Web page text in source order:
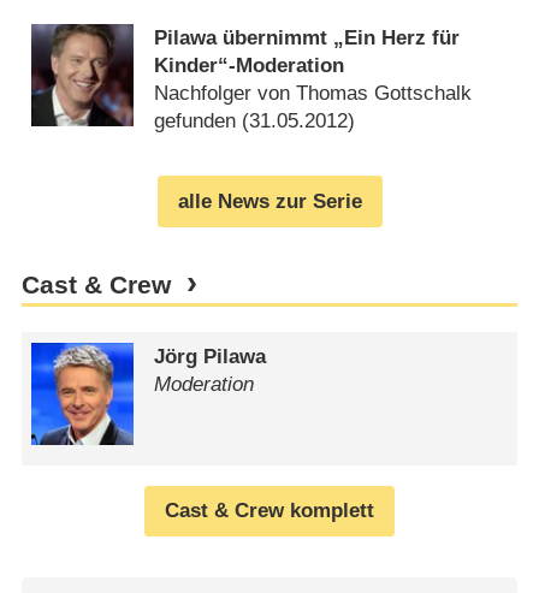
Pilawa übernimmt „Ein Herz für
Kinder“-Moderation
Nachfolger von Thomas Gottschalk
gefunden (31.05.2012)
alle News zur Serie
Cast & Crew
Jörg Pilawa
Moderation
Cast & Crew komplett